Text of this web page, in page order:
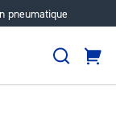
pneumatique